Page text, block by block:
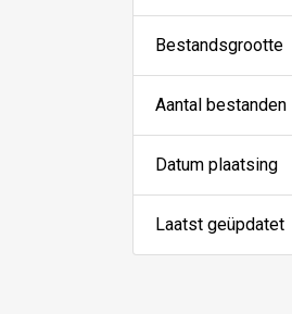
Bestandsgrootte
Aantal bestanden
Datum plaatsing
Laatst geüpdatet